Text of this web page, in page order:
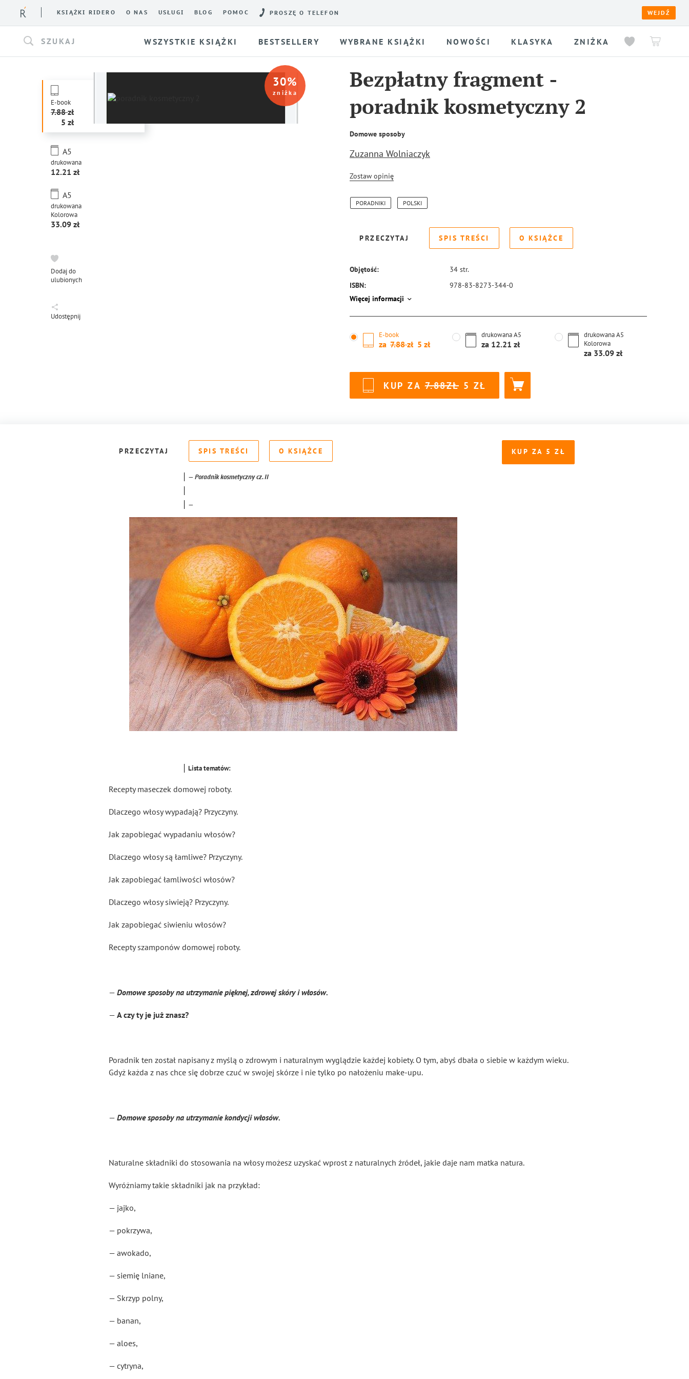
KSIĄŻKI RIDERO O NAS USŁUGI BLOG POMOC PROSZĘ O TELEFON WEJDŹ
SZUKAJ WSZYSTKIE KSIĄŻKI BESTSELLERY WYBRANE KSIĄŻKI NOWOŚCI KLASYKA ZNIŻKA
E-book
7.88
5
drukowana
A5
12.21
drukowana
A5
Kolorowa
33.09
Dodaj do
ulubionych
Udostępnij
30%
zniżka
Bezpłatny fragment -
poradnik kosmetyczny 2
Domowe sposoby
Zuzanna Wolniaczyk
Zostaw opinię
PORADNIKI POLSKI
PRZECZYTAJ SPIS TREŚCI O KSIĄŻCE
Objętość: 34 str.
ISBN:
978-83-8273-344-0
Więcej informacji
E-book
za 7.88 5
drukowanaA5
za 12.21
drukowanaA5
Kolorowa
za 33.09
KUP ZA 7.88 5
KUP ZA 5
PRZECZYTAJ SPIS TREŚCI O KSIĄŻCE
—Poradnik kosmetyczny cz. II
—
Lista tematów:
Recepty maseczek domowej roboty.
Dlaczego włosy wypadają? Przyczyny.
Jak zapobiegać wypadaniu włosów?
Dlaczego włosy są łamliwe? Przyczyny.
Jak zapobiegać łamliwości włosów?
Dlaczego włosy siwieją? Przyczyny.
Jak zapobiegać siwieniu włosów?
Recepty szamponów domowej roboty.
— Domowe sposoby na utrzymanie pięknej, zdrowej skóry i włosów.
— A czy ty je już znasz?
Poradnik ten został napisany z myślą o zdrowym i naturalnym wyglądzie każdej kobiety. O tym, abyś dbała o siebie w każdym wieku.
Gdyż każda z nas chce się dobrze czuć w swojej skórze i nie tylko po nałożeniu make-upu.
— Domowe sposoby na utrzymanie kondycji włosów.
Naturalne składniki do stosowania na włosy możesz uzyskać wprost z naturalnych źródeł, jakie daje nam matka natura.
Wyróżniamy takie składniki jak na przykład:
— jajko,
— pokrzywa,
— awokado,
— siemię lniane,
— Skrzyp polny,
— banan,
— aloes,
— cytryna,